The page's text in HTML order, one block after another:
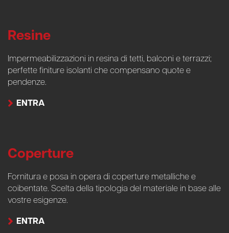
Resine
Impermeabilizzazioni in resina di tetti, balconi e terrazzi;
perfette finiture isolanti che compensano quote e
pendenze.
ENTRA
Coperture
Fornitura e posa in opera di coperture metalliche e
coibentate. Scelta della tipologia del materiale in base alle
vostre esigenze.
ENTRA